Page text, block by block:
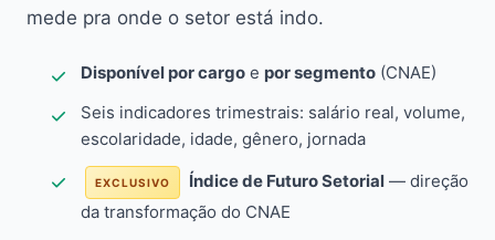
mede pra onde o setor está indo.
Disponível por cargo e por segmento (CNAE)
Seis indicadores trimestrais: salário real, volume,
escolaridade, idade, gênero, jornada
EXCLUSIVO Índice de Futuro Setorial — direção
da transformação do CNAE